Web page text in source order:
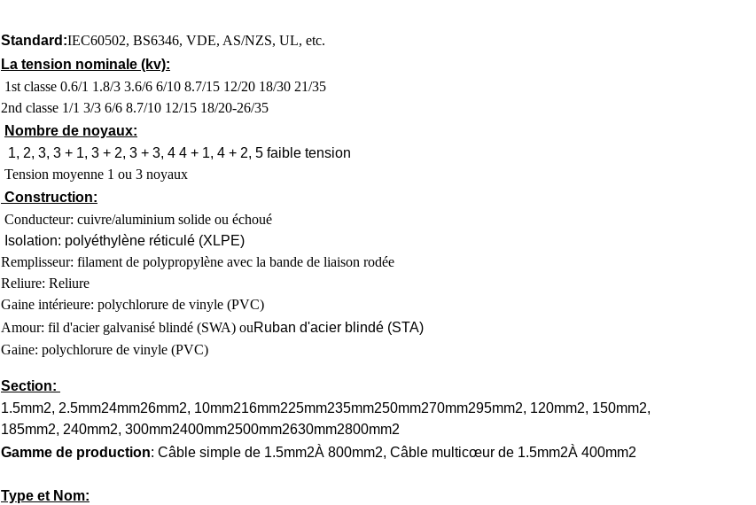
Standard:IEC60502, BS6346, VDE, AS/NZS, UL, etc.
La tension nominale (kv):
1st classe 0.6/1 1.8/3 3.6/6 6/10 8.7/15 12/20 18/30 21/35
2nd classe 1/1 3/3 6/6 8.7/10 12/15 18/20-26/35
Nombre de noyaux:
1, 2, 3, 3 + 1, 3 + 2, 3 + 3, 4 4 + 1, 4 + 2, 5 faible tension
Tension moyenne 1 ou 3 noyaux
Construction:
Conducteur: cuivre/aluminium solide ou échoué
Isolation: polyéthylène réticulé (XLPE)
Remplisseur: filament de polypropylène avec la bande de liaison rodée
Reliure: Reliure
Gaine intérieure: polychlorure de vinyle (PVC)
Amour: fil d'acier galvanisé blindé (SWA) ouRuban d'acier blindé (STA)
Gaine: polychlorure de vinyle (PVC)
Section:
1.5mm2, 2.5mm24mm26mm2, 10mm216mm225mm235mm250mm270mm295mm2, 120mm2, 150mm2,
185mm2, 240mm2, 300mm2400mm2500mm2630mm2800mm2
Gamme de production: Câble simple de 1.5mm2À 800mm2, Câble multicœur de 1.5mm2À 400mm2
Type et Nom: